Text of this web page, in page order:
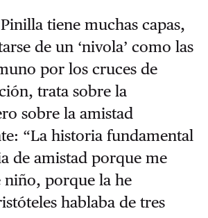
tiene muchas capas,
de un ‘nivola’ como las
por los cruces de
trata sobre la
sobre la amistad
“La historia fundamental
de amistad porque me
niño, porque la he
hablaba de tres